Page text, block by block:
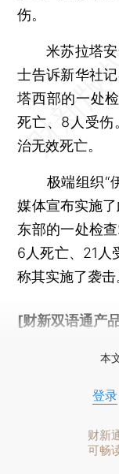
伤。
米苏拉塔安
士告诉新华社
塔西部的一处
死亡、8人受伤
治无效死亡。
极端组织“伊
媒体宣布实施
东部的一处检
6人死亡、21人
称其实施了袭
[财新双语通产
本
登录
财新
可畅